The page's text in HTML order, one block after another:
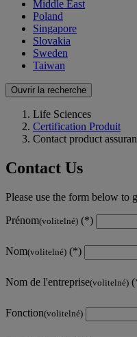
Middle East
Poland
Singapore
Slovakia
Sweden
Taiwan
Ouvrir la recherche
Life Sciences
Certification Produit
Contact product
Contact Us
Please use the form below to
Prénom(volitelné)
Nom(volitelné)
Nom de l'entreprise(volitelné)
Fonction(volitelné)